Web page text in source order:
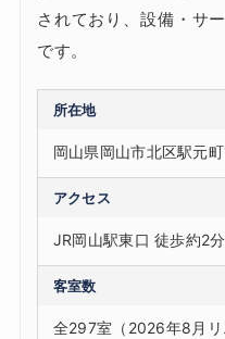
されており、設備・サ
です。
所在地
岡山県岡山市北区駅元
アクセス
JR岡山駅東口 徒歩約2
客室数
全297室（2026年8月リ